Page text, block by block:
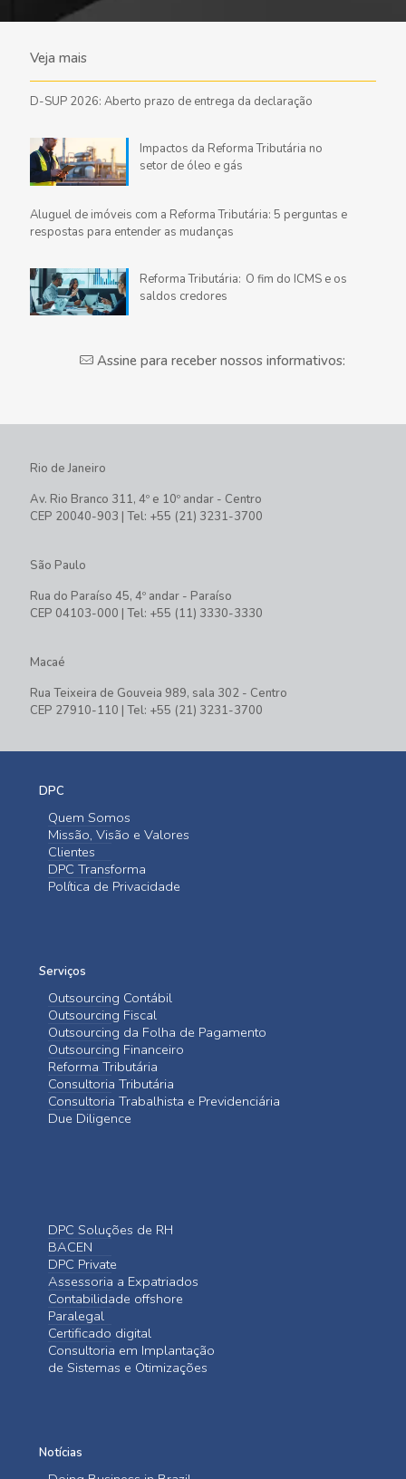
Veja mais
D-SUP 2026: Aberto prazo de entrega da declaração
Impactos da Reforma Tributária no
setor de óleo e gás
Aluguel de imóveis com a Reforma Tributária: 5 perguntas e
respostas para entender as mudanças
Reforma Tributária: O fim do ICMS e os
saldos credores
Assine para receber nossos informativos:
Rio de Janeiro
Av. Rio Branco 311, 4º e 10º andar - Centro
CEP 20040-903 | Tel: +55 (21) 3231-3700
São Paulo
Rua do Paraíso 45, 4º andar - Paraíso
CEP 04103-000 | Tel: +55 (11) 3330-3330
Macaé
Rua Teixeira de Gouveia 989, sala 302 - Centro
CEP 27910-110 | Tel: +55 (21) 3231-3700
DPC
Quem Somos
Missão, Visão e Valores
Clientes
DPC Transforma
Política de Privacidade
Serviços
Outsourcing Contábil
Outsourcing Fiscal
Outsourcing da Folha de Pagamento
Outsourcing Financeiro
Reforma Tributária
Consultoria Tributária
Consultoria Trabalhista e Previdenciária
Due Diligence
DPC Soluções de RH
BACEN
DPC Private
Assessoria a Expatriados
Contabilidade offshore
Paralegal
Certificado digital
Consultoria em Implantação
de Sistemas e Otimizações
Notícias